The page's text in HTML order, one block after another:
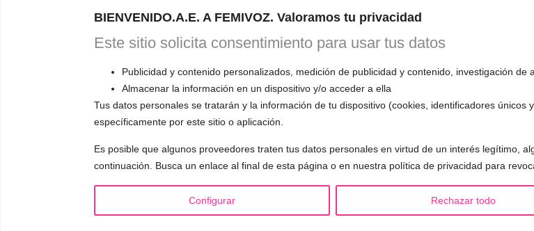
BIENVENIDO.A.E. A FEMIVOZ. Valoramos tu privacidad
Este sitio solicita consentimiento para usar tus datos
Publicidad y contenido personalizados, medición de publicidad y contenido, investigación de
Almacenar la información en un dispositivo y/o acceder a ella
Tus datos personales se tratarán y la información de tu dispositivo (cookies, identificadores
específicamente por este sitio o aplicación.
Es posible que algunos proveedores traten tus datos personales en virtud de un interés legítimo,
continuación. Busca un enlace al final de esta página o en nuestra política de privacidad para
Configurar Rechazar todo
CALENDARIO
ONLINE
RESERVA TU 1ª CITA GRATUITA con Mariela
Astudillo. En esta primera cita, evaluará tu voz, te
explicará cómo funciona el entrenamiento vocal y